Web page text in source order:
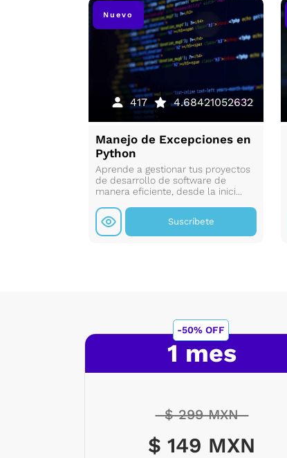
Nuevo
417 4.68421052632
Manejo de Excepciones en
Python
Aprende a gestionar tus proyectos
de desarrollo de software de
manera eficiente, desde la inici...
Suscríbete
1 mes
$ 299 MXN
$ 149 MXN
-50% OFF